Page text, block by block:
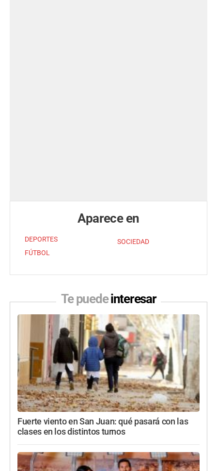
Aparece en
DEPORTES
FÚTBOL
SOCIEDAD
Te puedeinteresar
Fuerte viento en San Juan: qué pasará con las
clases en los distintos turnos